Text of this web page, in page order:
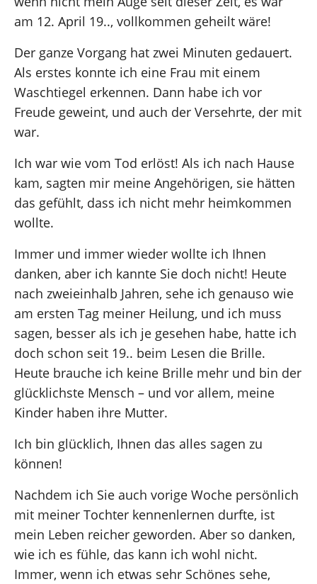
am 12. April 19.., vollkommen geheilt wäre!
Der ganze Vorgang hat zwei Minuten gedauert.
Als erstes konnte ich eine Frau mit einem
Waschtiegel erkennen. Dann habe ich vor
Freude geweint, und auch der Versehrte, der mit
war.
Ich war wie vom Tod erlöst! Als ich nach Hause
kam, sagten mir meine Angehörigen, sie hätten
das gefühlt, dass ich nicht mehr heimkommen
wollte.
Immer und immer wieder wollte ich Ihnen
danken, aber ich kannte Sie doch nicht! Heute
nach zweieinhalb Jahren, sehe ich genauso wie
am ersten Tag meiner Heilung, und ich muss
sagen, besser als ich je gesehen habe, hatte ich
doch schon seit 19.. beim Lesen die Brille.
Heute brauche ich keine Brille mehr und bin der
glücklichste Mensch – und vor allem, meine
Kinder haben ihre Mutter.
Ich bin glücklich, Ihnen das alles sagen zu
können!
Nachdem ich Sie auch vorige Woche persönlich
mit meiner Tochter kennenlernen durfte, ist
mein Leben reicher geworden. Aber so danken,
wie ich es fühle, das kann ich wohl nicht.
Immer, wenn ich etwas sehr Schönes sehe,